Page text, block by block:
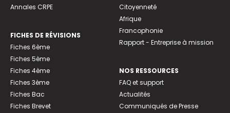
Annales CRPE
FICHES DE RÉVISIONS
Fiches 6ème
Fiches 5ème
Fiches 4ème
Fiches 3ème
Fiches Bac
Fiches Brevet
Citoyenneté
Afrique
Francophonie
Rapport - Entreprise à mission
NOS RESSOURCES
FAQ et support
Actualités
Communiqués de Presse